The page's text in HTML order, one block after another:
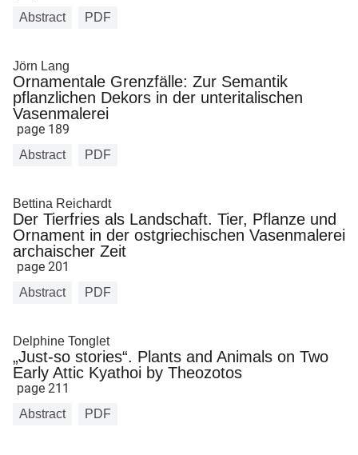
Abstract PDF
Jörn Lang
Ornamentale Grenzfälle: Zur Semantik
pflanzlichen Dekors in der unteritalischen
Vasenmalerei
page 189
Abstract PDF
Bettina Reichardt
Der Tierfries als Landschaft. Tier, Pflanze und
Ornament in der ostgriechischen Vasenmalerei
archaischer Zeit
page 201
Abstract PDF
Delphine Tonglet
„Just-so stories“. Plants and Animals on Two
Early Attic Kyathoi by Theozotos
page 211
Abstract PDF